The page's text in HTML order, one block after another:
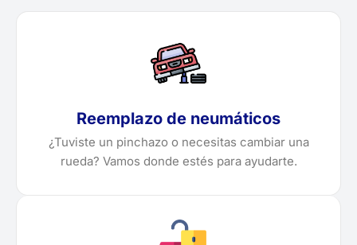
Reemplazo de neumáticos
¿Tuviste un pinchazo o necesitas cambiar una
rueda? Vamos donde estés para ayudarte.